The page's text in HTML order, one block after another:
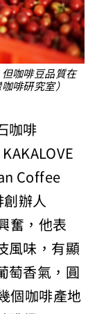
咖啡豆品質在
啡研究室）
咖啡
Coffee
辦人
奮，他表
風味，有顯
香氣，圓
個咖啡產地